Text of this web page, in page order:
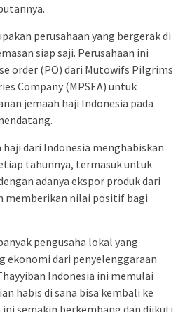
perusahaan yang bergerak di
siap saji. Perusahaan ini
order (PO) dari Mutowifs Pilgrims
Company (MPSEA) untuk
jemaah haji Indonesia pada
haji dari Indonesia menghabiskan
tahunnya, termasuk untuk
adanya ekspor produk dari
memberikan nilai positif bagi
pengusaha lokal yang
ekonomi dari penyelenggaraan
Indonesia ini memulai
habis di sana bisa kembali ke